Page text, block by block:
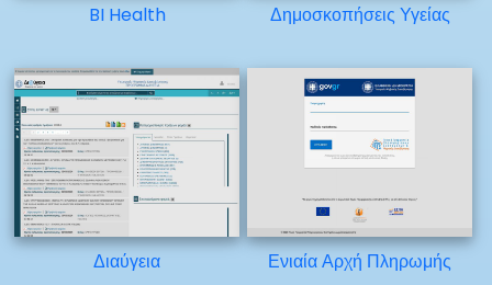
BI Health Δημοσκοπήσεις Υγείας
Διαύγεια Ενιαία Αρχή Πληρωμής